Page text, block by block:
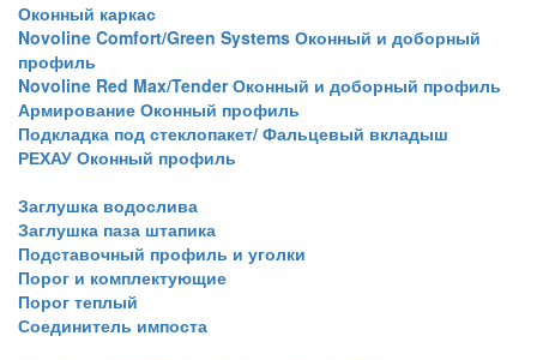
Оконный каркас
Novoline Comfort/Green Systems Оконный и доборный
профиль
Novoline Red Max/Tender Оконный и доборный профиль
Армирование Оконный профиль
Подкладка под стеклопакет/ Фальцевый вкладыш
РЕХАУ Оконный профиль
Заглушка водослива
Заглушка паза штапика
Подставочный профиль и уголки
Порог и комплектующие
Порог теплый
Соединитель импоста